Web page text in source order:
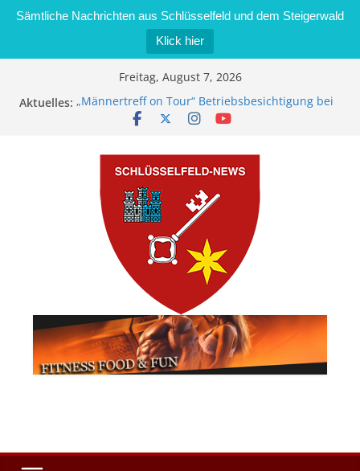
Sämtliche Nachrichten aus Schlüsselfeld und dem Steigerwald
Klick hier
Freitag, August 7, 2026
Aktuelles: „Männertreff on Tour“ Betriebsbesichtigung bei
der Schreinerei Zimmermann GmbH
Brand in Sägewerk in Bernroth schnell unter
Kontrolle
Stadt Schlüsselfeld bietet Online-Anmeldung für
Kindergartenplätze an
Dieseldiebstahl im Wert von 600 Euro